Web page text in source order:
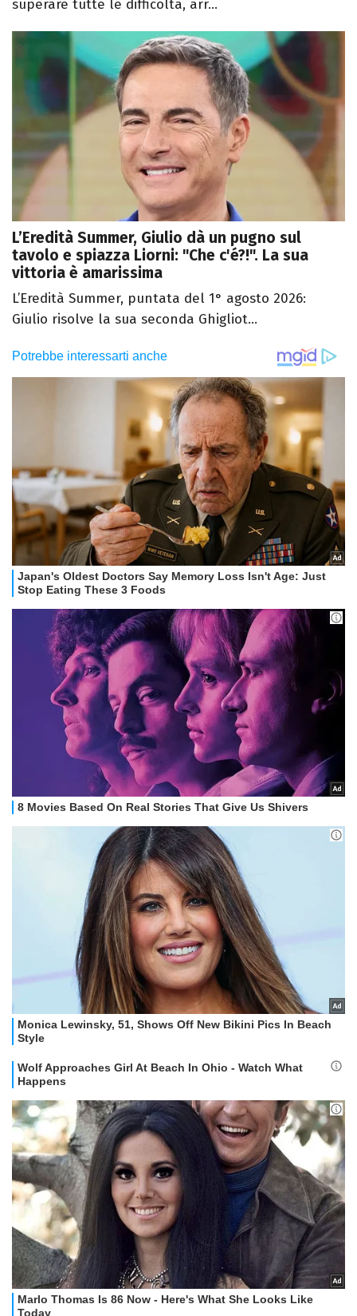
superare tutte le difficoltà, arr...
L’Eredità Summer, Giulio dà un pugno sul
tavolo e spiazza Liorni: "Che c'é?!". La sua
vittoria è amarissima
L’Eredità Summer, puntata del 1° agosto 2026:
Giulio risolve la sua seconda Ghigliot...